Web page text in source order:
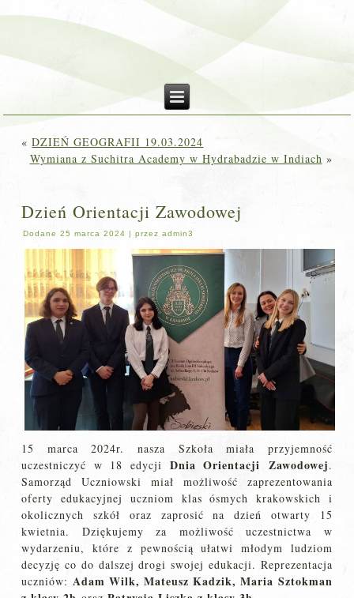
«DZIEŃ GEOGRAFII 19.03.2024
Wymiana z Suchitra Academy w Hydrabadzie w Indiach »
Dzień Orientacji Zawodowej
Dodane 25 marca 2024 |przez admin3
15 marca 2024r. nasza Szkoła miała przyjemność
uczestniczyć w 18 edycji Dnia Orientacji Zawodowej.
Samorząd Uczniowski miał możliwość zaprezentowania
oferty edukacyjnej uczniom klas ósmych krakowskich i
okolicznych szkół oraz zaprosić na dzień otwarty 15
kwietnia. Dziękujemy za możliwość uczestnictwa w
wydarzeniu, które z pewnością ułatwi młodym ludziom
decyzję co do dalszej drogi swojej edukacji. Reprezentacja
uczniów: Adam Wilk, Mateusz Kadzik, Maria Sztokman